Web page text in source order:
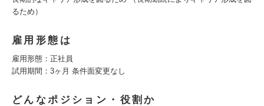
るため）
雇用形態は
雇用形態：正社員
試用期間：3ヶ月 条件面変更なし
どんなポジション・役割か